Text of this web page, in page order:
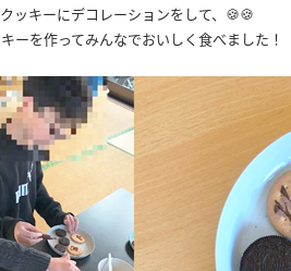
ッキーにデコレーションをして、🍪🍪
ーを作ってみんなでおいしく食べました！